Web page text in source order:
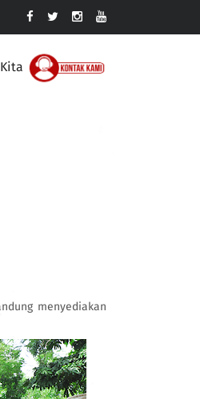
menyediakan